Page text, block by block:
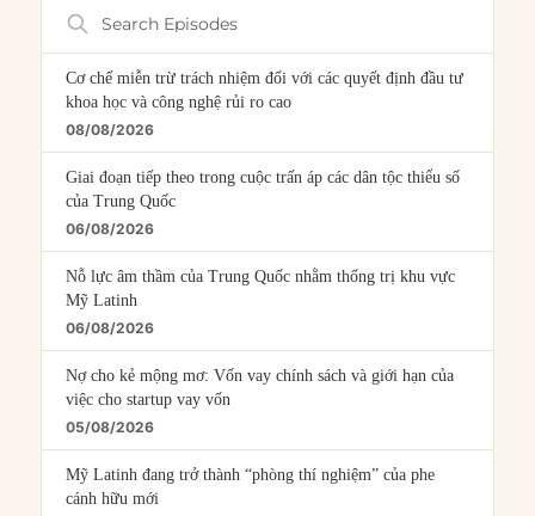
Search
Episodes
Cơ chế miễn trừ trách nhiệm đối với các quyết định đầu tư
khoa học và công nghệ rủi ro cao
08/08/2026
Giai đoạn tiếp theo trong cuộc trấn áp các dân tộc thiểu số
của Trung Quốc
06/08/2026
Nỗ lực âm thầm của Trung Quốc nhằm thống trị khu vực
Mỹ Latinh
06/08/2026
Nợ cho kẻ mộng mơ: Vốn vay chính sách và giới hạn của
việc cho startup vay vốn
05/08/2026
Mỹ Latinh đang trở thành “phòng thí nghiệm” của phe
cánh hữu mới